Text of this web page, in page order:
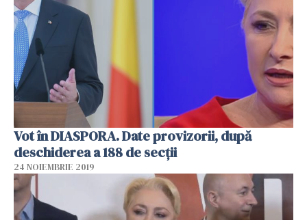
Vot în DIASPORA. Date provizorii, după
deschiderea a 188 de secții
24 NOIEMBRIE 2019